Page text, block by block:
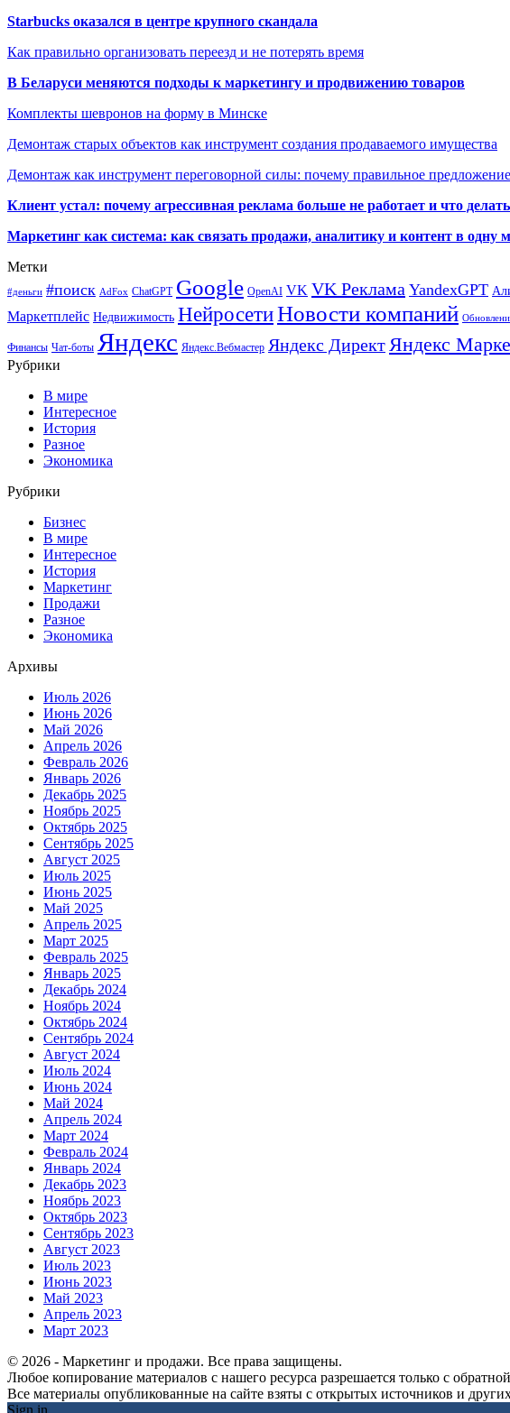
Starbucks оказался в центре крупного скандала
Как правильно организовать переезд и не потерять время
В Беларуси меняются подходы к маркетингу и продвижению товаров
Комплекты шевронов на форму в Минске
Демонтаж старых объектов как инструмент создания продаваемого имущества
Демонтаж как инструмент переговорной силы: почему правильное предложение
Клиент устал: почему агрессивная реклама больше не работает и что
Маркетинг как система: как связать продажи, аналитику и контент в одну
Метки
#деньги #поиск AdFox ChatGPT Google OpenAI VK VK Реклама YandexGPT
Маркетплейс Недвижимость НейросетиНовости компаний
Финансы Чат-боты Яндекс Яндекс.Вебмастер Яндекс Директ Яндекс
Рубрики
В мире
Интересное
История
Разное
Экономика
Рубрики
Бизнес
В мире
Интересное
История
Маркетинг
Продажи
Разное
Экономика
Архивы
Июль 2026
Июнь 2026
Май 2026
Апрель 2026
Февраль 2026
Январь 2026
Декабрь 2025
Ноябрь 2025
Октябрь 2025
Сентябрь 2025
Август 2025
Июль 2025
Июнь 2025
Май 2025
Апрель 2025
Март 2025
Февраль 2025
Январь 2025
Декабрь 2024
Ноябрь 2024
Октябрь 2024
Сентябрь 2024
Август 2024
Июль 2024
Июнь 2024
Май 2024
Апрель 2024
Март 2024
Февраль 2024
Январь 2024
Декабрь 2023
Ноябрь 2023
Октябрь 2023
Сентябрь 2023
Август 2023
Июль 2023
Июнь 2023
Май 2023
Апрель 2023
Март 2023
© 2026 - Маркетинг и продажи. Все права защищены.
Любое копирование материалов с нашего ресурса разрешается только с
Все материалы опубликованные на сайте взяты с открытых источников и
Sign in